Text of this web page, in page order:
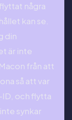
några
kan se.
din
är inte
från att
så att var
och flytta
synkar